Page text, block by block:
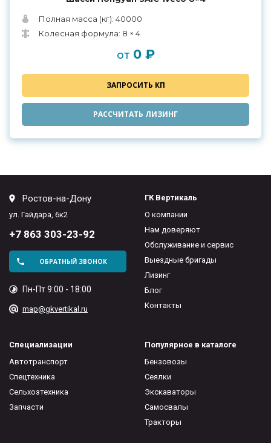
Полная масса (кг): 40000
Колесная формула: 8 × 4
от 0 ₽
ЗАПРОСИТЬ КП
РАССЧИТАТЬ ЛИЗИНГ
Ростов-на-Дону
ул. Гайдара, 6к2
+7 863 303-23-92
ОБРАТНЫЙ ЗВОНОК
Пн-Пт 9:00 - 18:00
map@gkvertikal.ru
ГК Вертикаль
О компании
Нам доверяют
Обслуживание и сервис
Выездные бригады
Лизинг
Блог
Контакты
Специализации
Автотранспорт
Спецтехника
Сельхозтехника
Запчасти
Популярное в каталоге
Бензовозы
Сеялки
Экскаваторы
Самосвалы
Тракторы